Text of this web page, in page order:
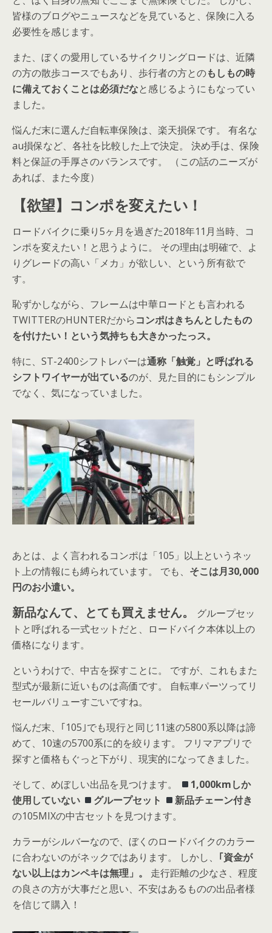
皆様のブログやニュースなどを見ていると、保険に入る
必要性を感じます。
また、ぼくの愛用しているサイクリングロードは、近隣
の方の散歩コースでもあり、歩行者の方とのもしもの時
に備えておくことは必須だなと感じるようにもなってい
ました。
悩んだ末に選んだ自転車保険は、楽天損保です。 有名な
au損保など、各社を比較した上で決定。 決め手は、保険
料と保証の手厚さのバランスです。 （この話のニーズが
あれば、また今度）
【欲望】コンポを変えたい！
ロードバイクに乗り5ヶ月を過ぎた2018年11月当時、コ
ンポを変えたい！と思うように。 その理由は明確で、よ
りグレードの高い「メカ」が欲しい、という所有欲で
す。
恥ずかしながら、フレームは中華ロードとも言われる
TWITTERのHUNTERだからコンポはきちんとしたもの
を付けたい！という気持ちも大きかったっス。
特に、ST-2400シフトレバーは通称「触覚」と呼ばれる
シフトワイヤーが出ているのが、見た目的にもシンプル
でなく、気になっていました。
あとは、よく言われるコンポは「105」以上というネッ
ト上の情報にも縛られています。 でも、 そこは月30,000
円のお小遣い。
新品なんて、とても買えません。
グループセッ
トと呼ばれる一式セットだと、ロードバイク本体以上の
価格になります。
というわけで、中古を探すことに。 ですが、これもまた
型式が最新に近いものは高価です。 自転車パーツってリ
セールバリューすごいですね。
悩んだ末、｢105｣でも現行と同じ11速の5800系以降は諦
めて、10速の5700系に的を絞ります。 フリマアプリで
探すと価格もぐっと下がり、現実的になってきました。
そして、めぼしい出品を見つけます。
1,000kmしか
使用していない
グループセット
新品チェーン付き
の105MIXの中古セットを見つけます。
カラーがシルバーなので、ぼくのロードバイクのカラー
に合わないのがネックではあります。 しかし、 ｢資金が
ない以上はカンペキは無理」。
走行距離の少なさ、程度
の良さの方が大事だと思い、不安はあるものの出品者様
を信じて購入！